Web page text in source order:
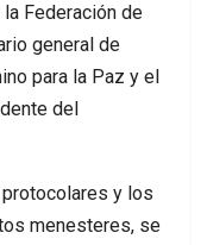
Federación de
general de
para la Paz y el
del
y los
menesteres, se